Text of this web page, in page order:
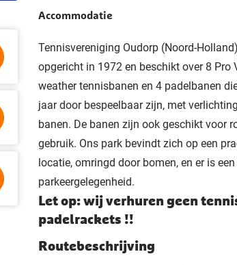
Accommodatie
Tennisvereniging Oudorp (Noord-
opgericht in 1972 en beschikt over 8 Pro
weather tennisbanen en 4 padelbanen
jaar door bespeelbaar zijn, met
banen. De banen zijn ook geschikt voor
gebruik. Ons park bevindt zich op een
locatie, omringd door bomen, en er is
parkeergelegenheid.
Let op: wij verhuren geen
padelrackets !!
Routebeschrijving